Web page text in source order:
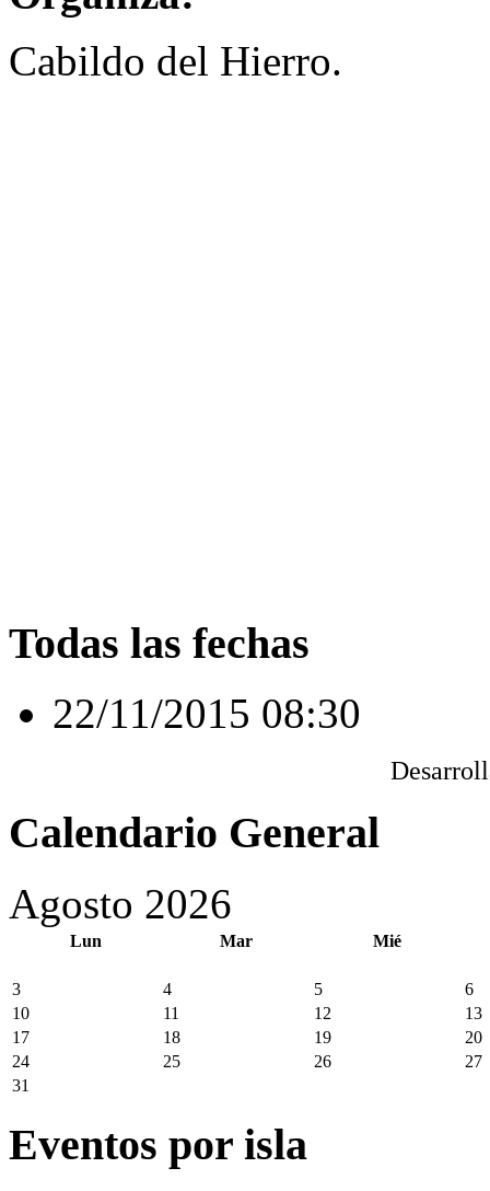
Cabildo del Hierro.
Todas las fechas
22/11/2015 08:30
Calendario General
Agosto 2026
Lun Mar Mié
3 4 5
6
10
11 12
13
17
18 19
20
24
25 26
27
31
Eventos por isla